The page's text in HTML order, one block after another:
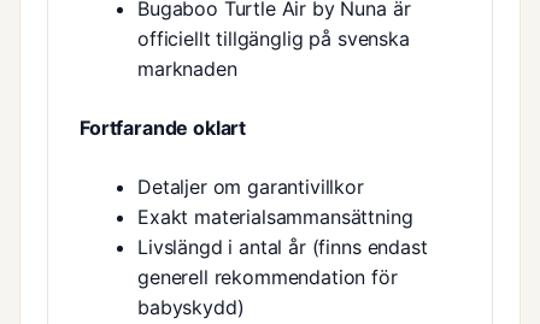
Bugaboo Turtle Air by Nuna är
officiellt tillgänglig på svenska
marknaden
Fortfarande oklart
Detaljer om garantivillkor
Exakt materialsammansättning
Livslängd i antal år (finns endast
generell rekommendation för
babyskydd)